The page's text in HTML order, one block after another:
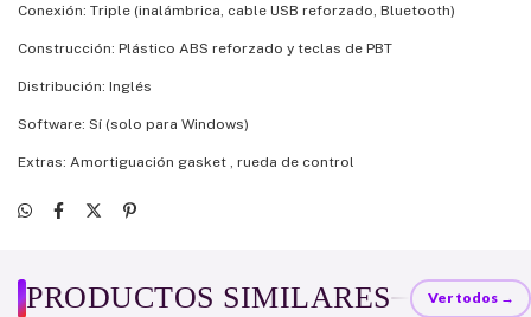
Conexión: Triple (inalámbrica, cable USB reforzado, Bluetooth)
Construcción: Plástico ABS reforzado y teclas de PBT
Distribución: Inglés
Software: Sí (solo para Windows)
Extras: Amortiguación gasket , rueda de control
PRODUCTOS SIMILARES Ver todos →